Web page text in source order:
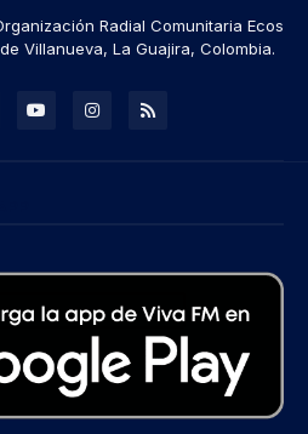
Radial Comunitaria Ecos
Villanueva, La Guajira, Colombia.